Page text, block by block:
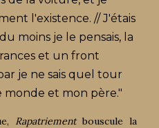
l'existence. // J'étais
moins je le pensais, la
et un front
je ne sais quel tour
et mon père."
Rapatriementbouscule la